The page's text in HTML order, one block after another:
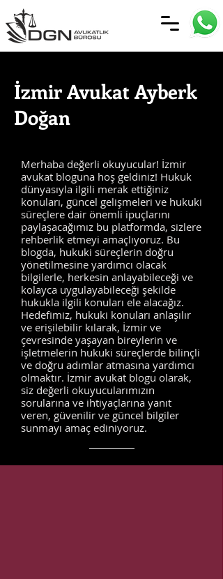
İzmir Avukat Ayberk
Doğan
Merhaba değerli okuyucular! İzmir
avukat bloguna hoş geldiniz! Hukuk
dünyasıyla ilgili merak ettiğiniz
konuları, güncel gelişmeleri ve hukuki
süreçlere dair önemli ipuçlarını
paylaşacağımız bu platformda, sizlere
rehberlik etmeyi amaçlıyoruz. Bu
blogda, hukuki süreçlerin doğru
yönetilmesine yardımcı olacak
bilgilerle, herkesin anlayabileceği ve
kolayca uygulayabileceği şekilde
hukukla ilgili konuları ele alacağız.
Hedefimiz, hukuki konuları anlaşılır
ve erişilebilir kılarak, İzmir ve
çevresinde yaşayan bireylerin ve
işletmelerin hukuki süreçlerde bilinçli
ve doğru adımlar atmasına yardımcı
olmaktır. İzmir avukat blogu olarak,
siz değerli okuyucularımızın
sorularına ve ihtiyaçlarına yanıt
veren, güvenilir ve güncel bilgiler
sunmayı amaç ediniyoruz.